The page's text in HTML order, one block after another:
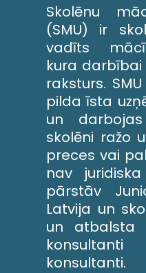
Skolēnu
(SMU) ir
vadīts
kura darbībai
raksturs.
pilda īsta
un
skolēni ražo
preces vai
nav
pārstāv
Latvija un
un atbalsta
konsultanti.